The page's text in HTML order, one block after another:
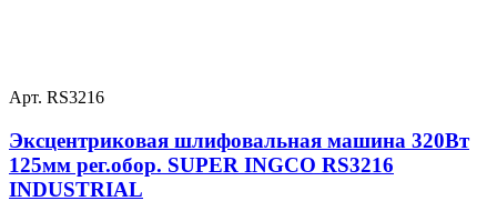
Арт. RS3216
Эксцентриковая шлифовальная машина 320Вт
125мм рег.обор. SUPER INGCO RS3216
INDUSTRIAL